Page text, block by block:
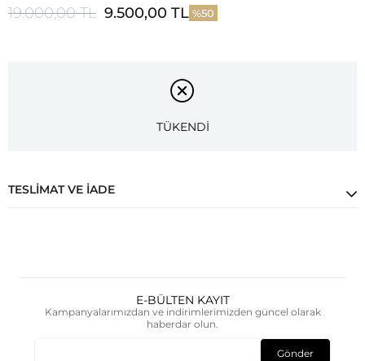
19.000,00 TL 9.500,00 TL 50
TÜKENDİ
TESLIMAT VE İADE
E-BÜLTEN KAYIT
Kampanyalarımızdan ve indirimlerimizden güncel olarak
haberdar olun.
Gönder